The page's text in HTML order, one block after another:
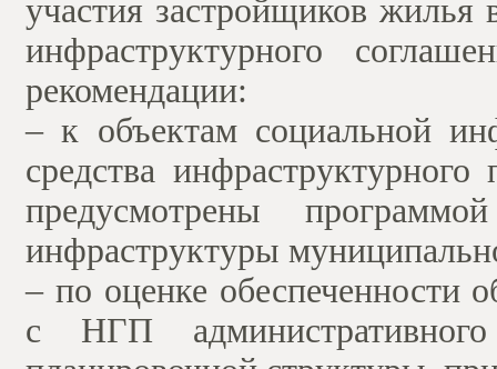
участия застройщиков жилья
инфраструктурного
рекомендации:
– к объектам социальной
средства
предусмотрены
инфраструктуры
– по оценке обеспеченности
с НГП